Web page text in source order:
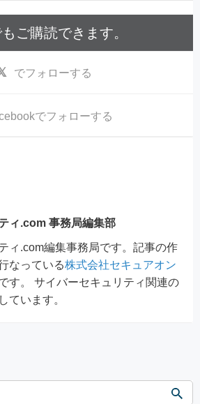
ご購読できます。
でフォローする
でフォローする
ィ.com 事務局編集部
ィ.com編集事務局です。記事の作
なっている株式会社セキュアオン
す。 サイバーセキュリティ関連の
ています。